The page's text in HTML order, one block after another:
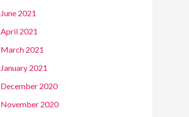
June 2021
April 2021
March 2021
January 2021
December 2020
November 2020